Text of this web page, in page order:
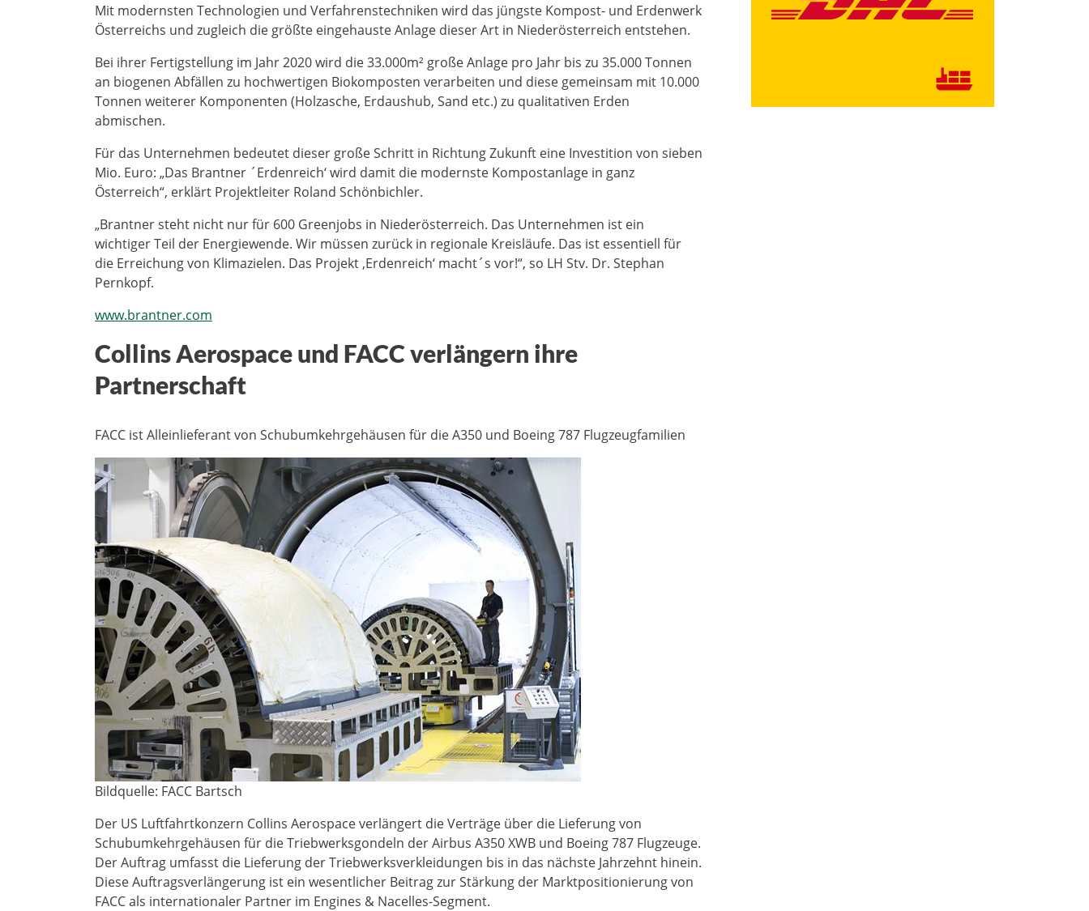
Mit modernsten Technologien und Verfahrenstechniken wird das jüngste Kompost- und Erdenwerk
Österreichs und zugleich die größte eingehauste Anlage dieser Art in Niederösterreich entstehen.
Bei ihrer Fertigstellung im Jahr 2020 wird die 33.000m² große Anlage pro Jahr bis zu 35.000 Tonnen
an biogenen Abfällen zu hochwertigen Biokomposten verarbeiten und diese gemeinsam mit 10.000
Tonnen weiterer Komponenten (Holzasche, Erdaushub, Sand etc.) zu qualitativen Erden
abmischen.
Für das Unternehmen bedeutet dieser große Schritt in Richtung Zukunft eine Investition von sieben
Mio. Euro: „Das Brantner ´Erdenreich‘ wird damit die modernste Kompostanlage in ganz
Österreich“, erklärt Projektleiter Roland Schönbichler.
„Brantner steht nicht nur für 600 Greenjobs in Niederösterreich. Das Unternehmen ist ein
wichtiger Teil der Energiewende. Wir müssen zurück in regionale Kreisläufe. Das ist essentiell für
die Erreichung von Klimazielen. Das Projekt ‚Erdenreich‘ macht´s vor!“, so LH Stv. Dr. Stephan
Pernkopf.
www.brantner.com
Collins Aerospace und FACC verlängern ihre
Partnerschaft
FACC ist Alleinlieferant von Schubumkehrgehäusen für die A350 und Boeing 787 Flugzeugfamilien
Bildquelle: FACC Bartsch
Der US Luftfahrtkonzern Collins Aerospace verlängert die Verträge über die Lieferung von
Schubumkehrgehäusen für die Triebwerksgondeln der Airbus A350 XWB und Boeing 787 Flugzeuge.
Der Auftrag umfasst die Lieferung der Triebwerksverkleidungen bis in das nächste Jahrzehnt hinein.
Diese Auftragsverlängerung ist ein wesentlicher Beitrag zur Stärkung der Marktpositionierung von
FACC als internationaler Partner im Engines & Nacelles-Segment.